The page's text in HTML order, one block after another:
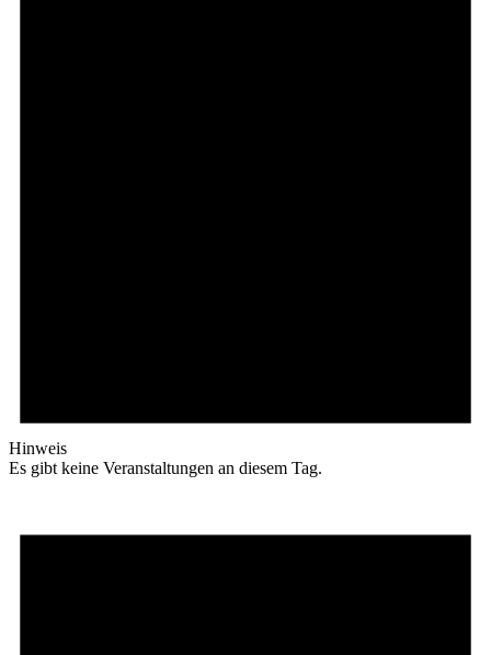
Hinweis
Es gibt keine Veranstaltungen an diesem Tag.